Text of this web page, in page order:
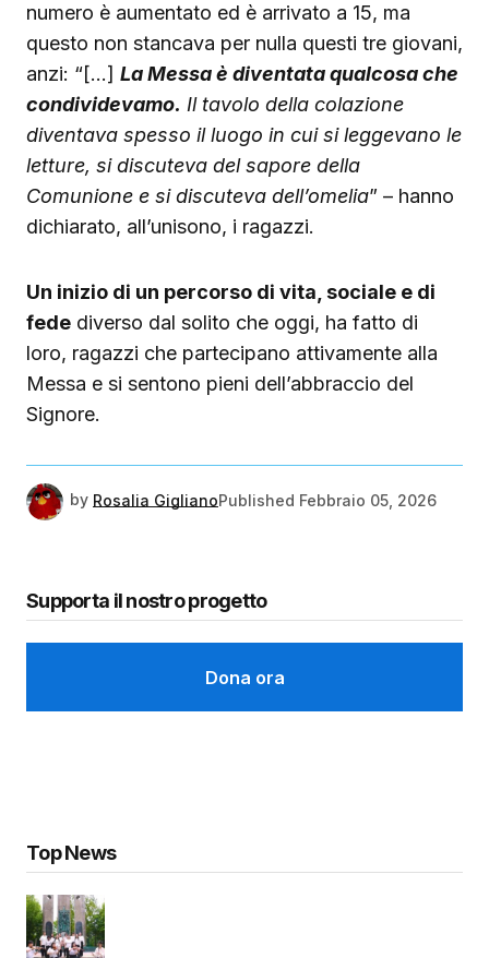
numero è aumentato ed è arrivato a 15, ma
questo non stancava per nulla questi tre giovani,
anzi: “[…] La Messa è diventata qualcosa che
condividevamo. Il tavolo della colazione
diventava spesso il luogo in cui si leggevano le
letture, si discuteva del sapore della
Comunione e si discuteva dell’omelia” – hanno
dichiarato, all’unisono, i ragazzi.
Un inizio di un percorso di vita, sociale e di
fede diverso dal solito che oggi, ha fatto di
loro, ragazzi che partecipano attivamente alla
Messa e si sentono pieni dell’abbraccio del
Signore.
by Rosalia GiglianoPublished Febbraio 05, 2026
Supporta il nostro progetto
Dona ora
Top News